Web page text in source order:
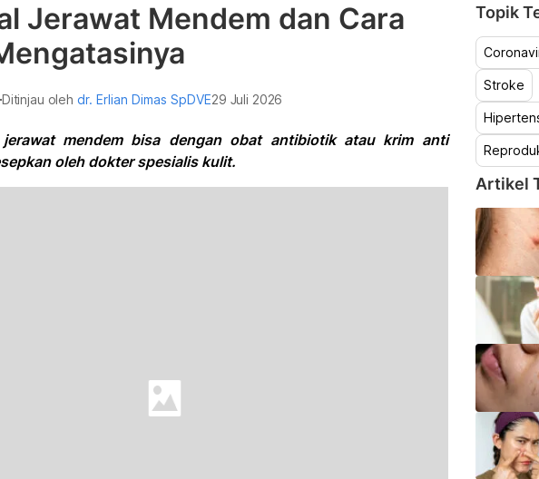
Jerawat Mendem dan Cara
Ditinjau oleh dr. Erlian Dimas SpDVE29 Juli 2026
jerawat mendem bisa dengan obat antibiotik atau krim anti
oleh dokter spesialis kulit.
Topik
Stroke
Artikel